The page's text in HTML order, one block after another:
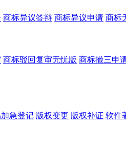
商标异议答辩 商标异议申请 商标
商标驳回复审无忧版 商标撤三申
急登记 版权变更 版权补证 软件